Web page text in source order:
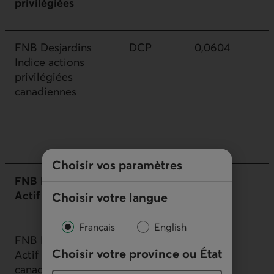
Choisir vos paramètres
Choisir votre langue
Français English
Choisir votre province ou État
privilégiées
FNB Desjardins
Indice actions
privilégiées
canadiennes
DCP 0,0604
FNB Desjardins
Actif
FNB Desjardins IR
Actif obligations
canadiennes faible